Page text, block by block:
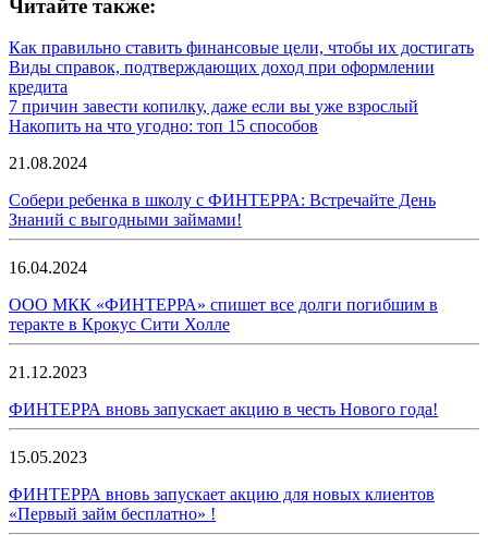
Читайте также:
Как правильно ставить финансовые цели, чтобы их достигать
Виды справок, подтверждающих доход при оформлении
кредита
7 причин завести копилку, даже если вы уже взрослый
Накопить на что угодно: топ 15 способов
21.08.2024
Собери ребенка в школу с ФИНТЕРРА: Встречайте День
Знаний с выгодными займами!
16.04.2024
ООО МКК «ФИНТЕРРА» спишет все долги погибшим в
теракте в Крокус Сити Холле
21.12.2023
ФИНТЕРРА вновь запускает акцию в честь Нового года!
15.05.2023
ФИНТЕРРА вновь запускает акцию для новых клиентов
«Первый займ бесплатно» !